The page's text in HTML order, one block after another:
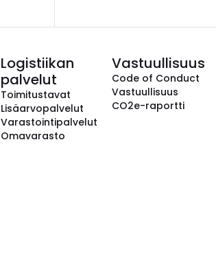
Logistiikan
palvelut
Toimitustavat
Lisäarvopalvelut
Varastointipalvelut
Omavarasto
Vastuullisuus
Code of Conduct
Vastuullisuus
CO2e-raportti